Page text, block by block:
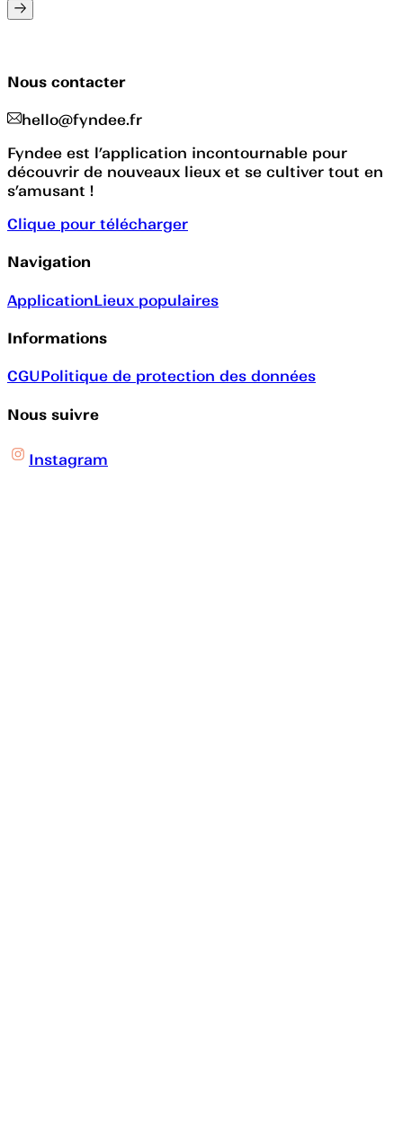
Nous contacter
hello@fyndee.fr
Fyndee est l’application incontournable pour
découvrir de nouveaux lieux et se cultiver tout en
s’amusant !
Clique pour télécharger
Navigation
ApplicationLieux populaires
Informations
CGUPolitique de protection des données
Nous suivre
Instagram